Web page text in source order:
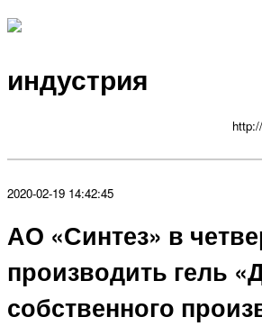
индустрия
2020-02-19 14:42:45
АО «Синтез» в
производить гель
собственного